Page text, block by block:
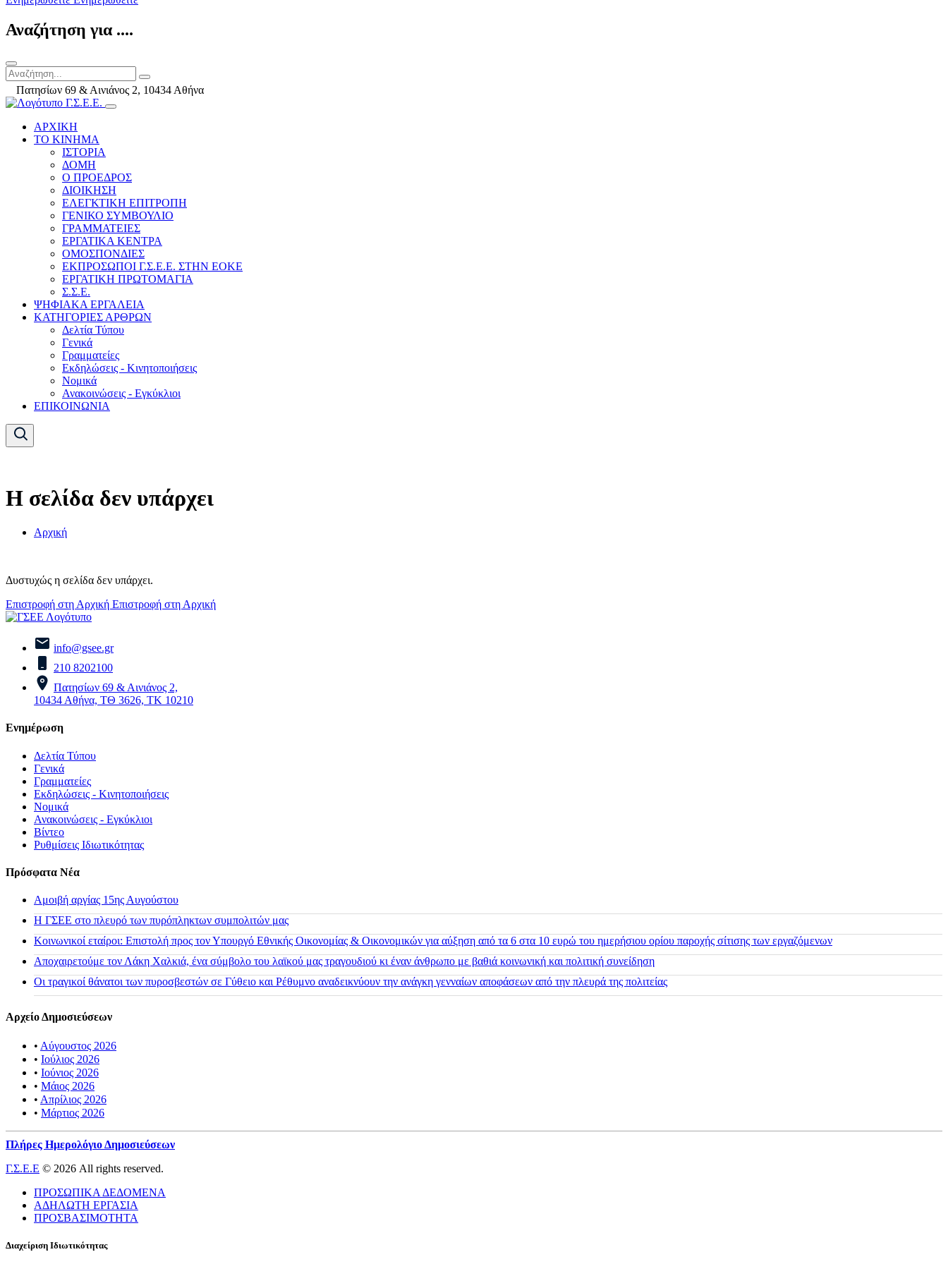
Αναζήτηση για ....
Πατησίων 69 & Αινιάνος 2, 10434 Αθήνα
ΑΡΧΙΚΗ
ΤΟ ΚΙΝΗΜΑ
ΙΣΤΟΡΙΑ
ΔΟΜΗ
Ο ΠΡΟΕΔΡΟΣ
ΔΙΟΙΚΗΣΗ
ΕΛΕΓΚΤΙΚΗ ΕΠΙΤΡΟΠΗ
ΓΕΝΙΚΟ ΣΥΜΒΟΥΛΙΟ
ΓΡΑΜΜΑΤΕΙΕΣ
ΕΡΓΑΤΙΚΑ ΚΕΝΤΡΑ
ΟΜΟΣΠΟΝΔΙΕΣ
ΕΚΠΡΟΣΩΠΟΙ Γ.Σ.Ε.Ε. ΣΤΗΝ ΕΟΚΕ
ΕΡΓΑΤΙΚΗ ΠΡΩΤΟΜΑΓΙΑ
Σ.Σ.Ε.
ΨΗΦΙΑΚΑ ΕΡΓΑΛΕΙΑ
ΚΑΤΗΓΟΡΙΕΣ ΑΡΘΡΩΝ
Δελτία Τύπου
Γενικά
Γραμματείες
Εκδηλώσεις - Κινητοποιήσεις
Νομικά
Ανακοινώσεις - Εγκύκλιοι
ΕΠΙΚΟΙΝΩΝΙΑ
Η σελίδα δεν υπάρχει
Αρχική
Δυστυχώς η σελίδα δεν υπάρχει.
Επιστροφή στη Αρχική Επιστροφή στη Αρχική
info@gsee.gr
210 8202100
Πατησίων 69 & Αινιάνος 2,
10434 Αθήνα, ΤΘ 3626, ΤΚ 10210
Ενημέρωση
Δελτία Τύπου
Γενικά
Γραμματείες
Εκδηλώσεις - Κινητοποιήσεις
Νομικά
Ανακοινώσεις - Εγκύκλιοι
Βίντεο
Ρυθμίσεις Ιδιωτικότητας
Πρόσφατα Νέα
Αμοιβή αργίας 15ης Αυγούστου
H ΓΣΕΕ στο πλευρό των πυρόπληκτων συμπολιτών μας
Κοινωνικοί εταίροι: Επιστολή προς τον Υπουργό Εθνικής Οικονομίας & Οικονομικών για αύξηση από τα 6 στα 10 ευρώ του ημερήσιου ορίου παροχής σίτισης των εργαζόμενων
Αποχαιρετούμε τον Λάκη Χαλκιά, ένα σύμβολο του λαϊκού μας τραγουδιού κι έναν άνθρωπο με βαθιά κοινωνική και πολιτική συνείδηση
Οι τραγικοί θάνατοι των πυροσβεστών σε Γύθειο και Ρέθυμνο αναδεικνύουν την ανάγκη γενναίων αποφάσεων από την πλευρά της πολιτείας
Αρχείο Δημοσιεύσεων
• Αύγουστος 2026
• Ιούλιος 2026
• Ιούνιος 2026
• Μάιος 2026
• Απρίλιος 2026
• Μάρτιος 2026
Πλήρες Ημερολόγιο Δημοσιεύσεων
Γ.Σ.Ε.Ε © 2026 All rights reserved.
ΠΡΟΣΩΠΙΚΑ ΔΕΔΟΜΕΝΑ
ΑΔΗΛΩΤΗ ΕΡΓΑΣΙΑ
ΠΡΟΣΒΑΣΙΜΟΤΗΤΑ
Διαχείριση Ιδιωτικότητας